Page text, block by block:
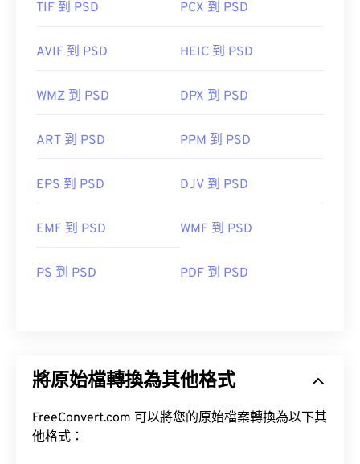
TIF 到 PSD PCX 到 PSD
AVIF 到 PSD HEIC 到 PSD
WMZ 到 PSD DPX 到 PSD
ART 到 PSD PPM 到 PSD
EPS 到 PSD DJV 到 PSD
EMF 到 PSD WMF 到 PSD
PS 到 PSD PDF 到 PSD
將原始檔轉換為其他格式
FreeConvert.com 可以將您的原始檔案轉換為以下其
他格式：